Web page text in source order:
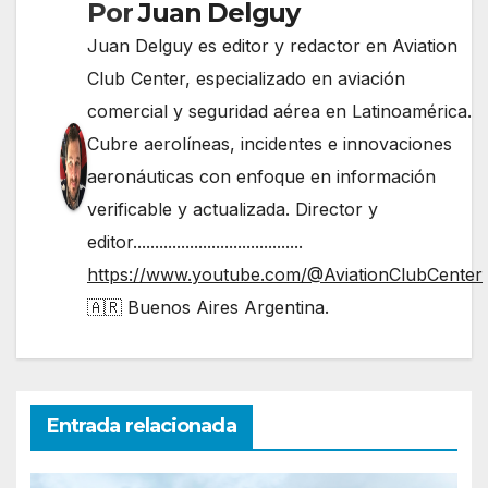
PorJuan Delguy
Juan Delguy es editor y redactor en Aviation
Club Center, especializado en aviación
comercial y seguridad aérea en Latinoamérica.
Cubre aerolíneas, incidentes e innovaciones
aeronáuticas con enfoque en información
verificable y actualizada. Director y
editor.......................................
https://www.youtube.com/@AviationClubCenter
🇦🇷 Buenos Aires Argentina.
Entrada relacionada